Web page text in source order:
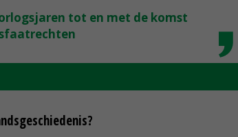
tot en met de komst